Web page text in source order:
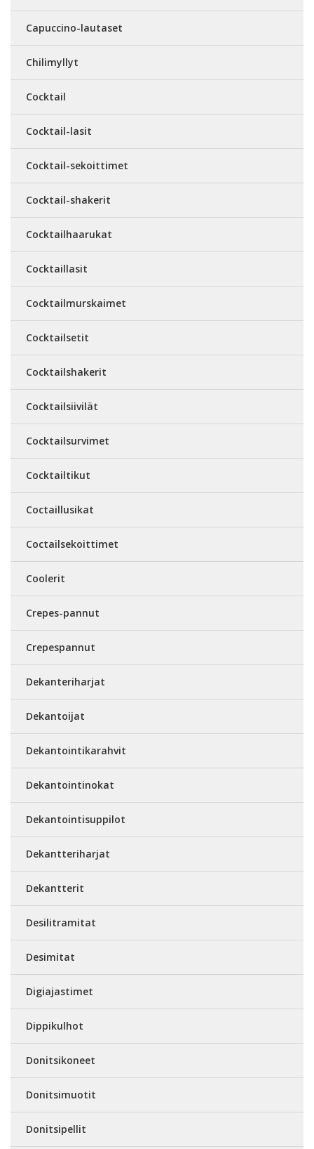
Capuccino-lautaset
Chilimyllyt
Cocktail
Cocktail-lasit
Cocktail-sekoittimet
Cocktail-shakerit
Cocktailhaarukat
Cocktaillasit
Cocktailmurskaimet
Cocktailsetit
Cocktailshakerit
Cocktailsiivilät
Cocktailsurvimet
Cocktailtikut
Coctaillusikat
Coctailsekoittimet
Coolerit
Crepes-pannut
Crepespannut
Dekanteriharjat
Dekantoijat
Dekantointikarahvit
Dekantointinokat
Dekantointisuppilot
Dekantteriharjat
Dekantterit
Desilitramitat
Desimitat
Digiajastimet
Dippikulhot
Donitsikoneet
Donitsimuotit
Donitsipellit